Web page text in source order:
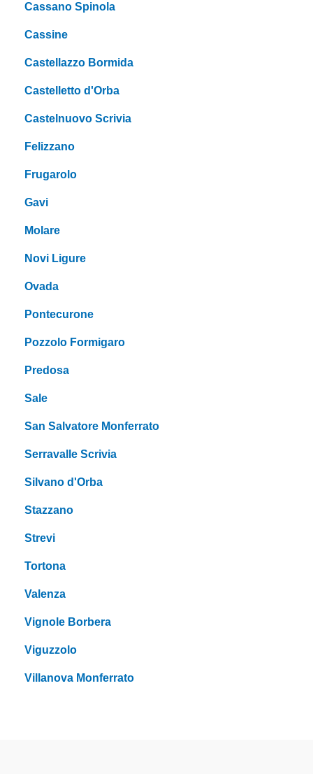
Cassano Spinola
Cassine
Castellazzo Bormida
Castelletto d'Orba
Castelnuovo Scrivia
Felizzano
Frugarolo
Gavi
Molare
Novi Ligure
Ovada
Pontecurone
Pozzolo Formigaro
Predosa
Sale
San Salvatore Monferrato
Serravalle Scrivia
Silvano d'Orba
Stazzano
Strevi
Tortona
Valenza
Vignole Borbera
Viguzzolo
Villanova Monferrato